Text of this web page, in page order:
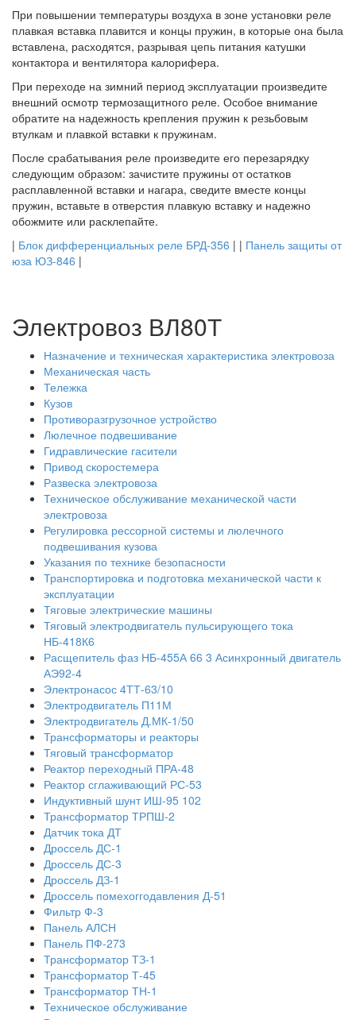
При повышении температуры воздуха в зоне установки реле
плавкая вставка плавится и концы пружин, в которые она была
вставлена, расходятся, разрывая цепь питания катушки
контактора и вентилятора калорифера.
При переходе на зимний период эксплуатации произведите
внешний осмотр термозащитного реле. Особое внимание
обратите на надежность крепления пружин к резьбовым
втулкам и плавкой вставки к пружинам.
После срабатывания реле произведите его перезарядку
следующим образом: зачистите пружины от остатков
расплавленной вставки и нагара, сведите вместе концы
пружин, вставьте в отверстия плавкую вставку и надежно
обожмите или расклепайте.
| Блок дифференциальных реле БРД-356 | | Панель защиты от
юза ЮЗ-846 |
Электровоз ВЛ80Т
Назначение и техническая характеристика электровоза
Механическая часть
Тележка
Кузов
Противоразгрузочное устройство
Люлечное подвешивание
Гидравлические гасители
Привод скоростемера
Развеска электровоза
Техническое обслуживание механической части
электровоза
Регулировка рессорной системы и люлечного
подвешивания кузова
Указания по технике безопасности
Транспортировка и подготовка механической части к
эксплуатации
Тяговые электрические машины
Тяговый электродвигатель пульсирующего тока
НБ-418К6
Расщепитель фаз НБ-455А 66 3 Асинхронный двигатель
АЭ92-4
Электронасос 4ТТ-63/10
Электродвигатель П11М
Электродвигатель Д.МК-1/50
Трансформаторы и реакторы
Тяговый трансформатор
Реактор переходный ПРА-48
Реактор сглаживающий РС-53
Индуктивный шунт ИШ-95 102
Трансформатор ТРПШ-2
Датчик тока ДТ
Дроссель ДС-1
Дроссель ДС-3
Дроссель ДЗ-1
Дроссель помехоггодавления Д-51
Фильтр Ф-3
Панель АЛСН
Панель ПФ-273
Трансформатор ТЗ-1
Трансформатор Т-45
Трансформатор ТН-1
Техническое обслуживание